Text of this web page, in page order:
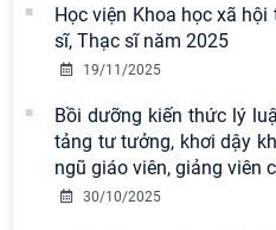
Học viện Khoa học xã
sĩ, Thạc sĩ năm 2025
19/11/2025
Bồi dưỡng kiến thức lý
tảng tư tưởng, khơi dậy
ngũ giáo viên, giảng viên
30/10/2025
Hội thảo khoa học quốc tế
gian phát triển Việt Nam trong
nguyên mới: Định hướng
vào thứ ba, ngày 28/7/2026
Tọa đàm Giao lưu chuyên đề
những kinh nghiệm quan